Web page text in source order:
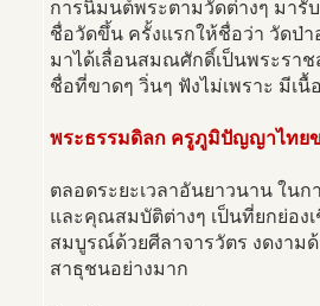
การนิมนต์พระตามวัดต่างๆ มารั
ชื่อวัดขึ้น ครั้งแรกให้ชื่อว่า วัดป่
มาได้เลื่อนสมณศักดิ์เป็นพระรา
ชื่อที่ขาดๆ วิ่นๆ ฟังไม่เพราะ มีเ
พระธรรมดิลก ครูภูมิปัญญาไทย
ตลอดระยะเวลาอันยาวนาน ใน
และคุณสมบัติต่างๆ เป็นที่ยกย่อง
สมบูรณ์ด้วยศีลาจารวัตร งดงาม
สาธุชนอย่างมาก